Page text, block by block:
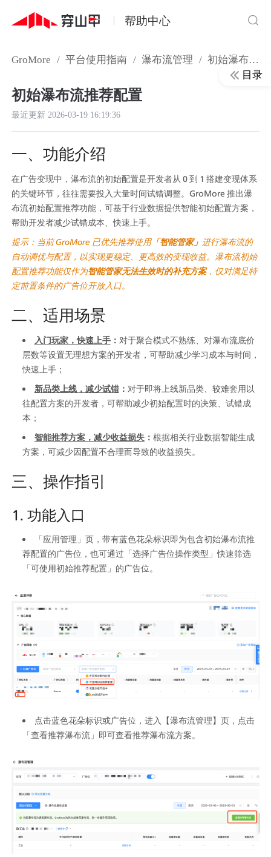
帮助中心
GroMore / 平台使用指南 / 瀑布流管理 / 初始瀑布流推荐配置
初始瀑布流推荐配置
最近更新 2026-03-19 16:19:36
一、功能介绍
在广告变现中，瀑布流的初始配置是开发者从 0 到 1 搭建变现体系
的关键环节，往往需要投入大量时间试错调整。GroMore 推出瀑
布流初始配置推荐功能，可基于行业数据提供智能初始配置方案，
帮助开发者减少试错成本、快速上手。
提示：当前 GroMore 已优先推荐使用「智能管家」 进行瀑布流的
自动调优与配置，以实现更稳定、更高效的变现收益。瀑布流初始
配置推荐功能仅作为智能管家无法生效时的补充方案，仅对满足特
定前置条件的广告位开放入口。
二、适用场景
入门玩家，快速上手： 对于聚合模式不熟练、对瀑布流底价
层数等设置无理想方案的开发者，可帮助减少学习成本与时间，
快速上手；
新品类上线，减少试错： 对于即将上线新品类、较难套用以
往配置方案的开发者，可帮助减少初始配置时的决策、试错成
本；
智能推荐方案，减少收益损失： 根据相关行业数据智能生成
方案，可减少因配置不合理而导致的收益损失。
三、操作指引
1. 功能入口
「应用管理」页，带有蓝色花朵标识即为包含初始瀑布流推
荐配置的广告位，也可通过「选择广告位操作类型」快速筛选
「可使用初始推荐配置」的广告位。
点击蓝色花朵标识或广告位，进入【瀑布流管理】页，点击
「查看推荐瀑布流」即可查看推荐瀑布流方案。
目录